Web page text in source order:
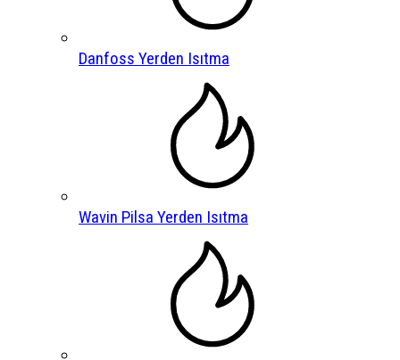
Danfoss Yerden Isıtma
Wavin Pilsa Yerden Isıtma